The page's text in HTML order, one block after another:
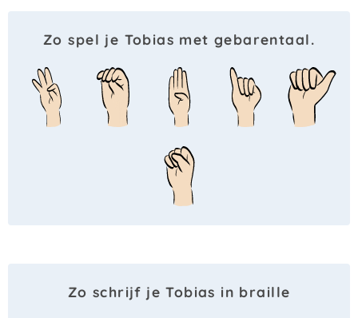
Zo spel je Tobias met gebarentaal.
Zo schrijf je Tobias in braille